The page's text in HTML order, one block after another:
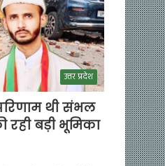
उत्तर प्रदेश
थी संभल
रही बड़ी भूमिका